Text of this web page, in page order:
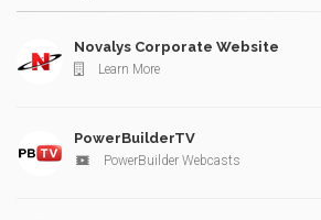
Novalys Corporate Website
Learn More
PowerBuilderTV
PowerBuilder Webcasts